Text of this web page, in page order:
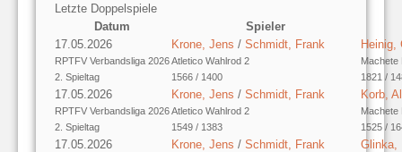
Letzte Doppelspiele
Datum
Spieler
17.05.2026
RPTFV Verbandsliga 2026
2. Spieltag
Krone, Jens / Schmidt, Frank
Atletico Wahlrod 2
1566 / 1400
Heinig,
Machete
1821 /
17.05.2026
RPTFV Verbandsliga 2026
2. Spieltag
Krone, Jens / Schmidt, Frank
Atletico Wahlrod 2
1549 / 1383
Korb,
Machete
1525 /
17.05.2026 Krone, Jens / Schmidt, Frank Glinka,